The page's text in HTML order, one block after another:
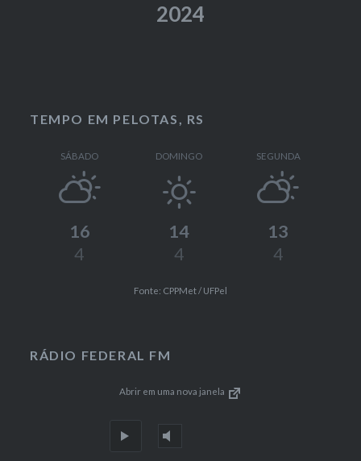
2024
TEMPO EM PELOTAS, RS
SÁBADO
16
4
DOMINGO
14
4
SEGUNDA
13
4
Fonte: CPPMet / UFPel
RÁDIO FEDERAL FM
Abrir em uma nova janela